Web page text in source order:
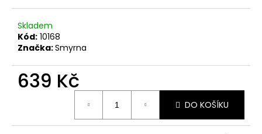
Skladem
Kód: 10168
Značka:Smyrna
639 Kč
DO KOŠÍKU